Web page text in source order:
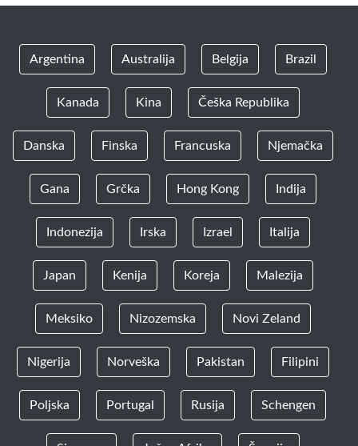
Argentina Australija Belgija Brazil
Kanada Kina Češka Republika
Danska Finska Francuska Njemačka
Gana Grčka Hong Kong Indija
Indonezija Irska Izrael Italija
Japan Kenija Koreja Malezija
Meksiko Nizozemska Novi Zeland
Nigerija Norveška Pakistan Filipini
Poljska Portugal Rusija Schengen